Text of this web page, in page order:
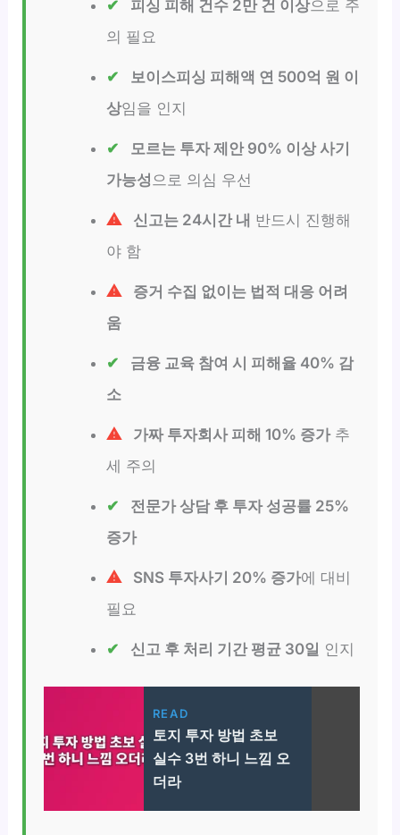
피싱 피해 건수 2만 건 이상으로 주
의 필요
보이스피싱 피해액 연 500억 원 이
상임을 인지
모르는 투자 제안 90% 이상 사기
가능성 으로 의심 우선
신고는 24시간 내 반드시 진행해
야 함
증거 수집 없이는 법적 대응 어려
움
금융 교육 참여 시 피해율 40% 감
소
가짜 투자회사 피해 10% 증가추
세 주의
전문가 상담 후 투자 성공률 25%
증가
SNS 투자사기 20% 증가에 대비
필요
신고 후 처리 기간 평균 30일 인지
READ
토지 투자 방법 초보
실수 3번 하니 느낌 오
더라